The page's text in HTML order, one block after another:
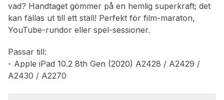
vad? Handtaget gömmer på en hemlig superkraft; det
kan fällas ut till ett ställ! Perfekt för film-maraton,
YouTube-rundor eller spel-sessioner.
Passar till:
- Apple iPad 10.2 8th Gen (2020) A2428 / A2429 /
A2430 / A2270